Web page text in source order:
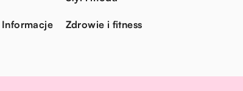
Zdrowie i fitness